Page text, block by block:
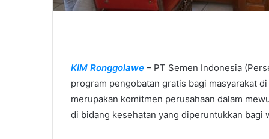
​KIM Ronggolawe – PT Semen Indonesia
program pengobatan gratis bagi masyarakat
merupakan komitmen perusahaan dalam
di bidang kesehatan yang diperuntukkan bagi